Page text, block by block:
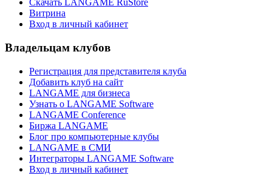
Скачать LANGAME RuStore
Витрина
Вход в личный кабинет
Владельцам клубов
Регистрация для представителя клуба
Добавить клуб на сайт
LANGAME для бизнеса
Узнать о LANGAME Software
LANGAME Conference
Биржа LANGAME
Блог про компьютерные клубы
LANGAME в СМИ
Интеграторы LANGAME Software
Вход в личный кабинет